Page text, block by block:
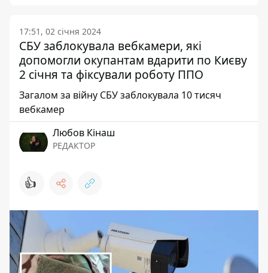
17:51, 02 січня 2024
СБУ заблокувала вебкамери, які
допомогли окупантам вдарити по Києву
2 січня та фіксували роботу ППО
Загалом за війну СБУ заблокувала 10 тисяч
вебкамер
Любов Кінаш
РЕДАКТОР
👍